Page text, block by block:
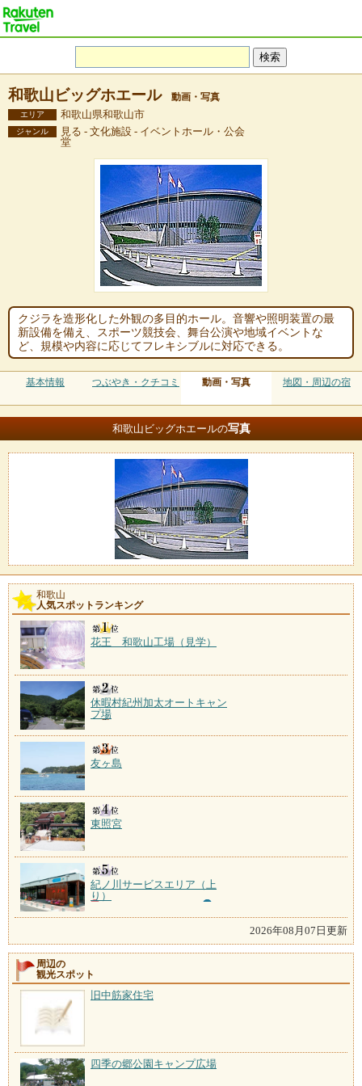
和歌山ビッグホエール 動画・写真
エリア 和歌山県和歌山市
ジャンル
見る - 文化施設 - イベントホール・公会
堂
クジラを造形化した外観の多目的ホール。音響や照明装置の最
新設備を備え、スポーツ競技会、舞台公演や地域イベントな
ど、規模や内容に応じてフレキシブルに対応できる。
基本情報 つぶやき・クチコミ 動画・写真 地図・周辺の宿
和歌山ビッグホエールの写真
和歌山
人気スポットランキング
花王 和歌山工場（見学）
休暇村紀州加太オートキャン
プ場
友ヶ島
東照宮
紀ノ川サービスエリア（上
り）
2026年08月07日更新
周辺の
観光スポット
旧中筋家住宅
四季の郷公園キャンプ広場